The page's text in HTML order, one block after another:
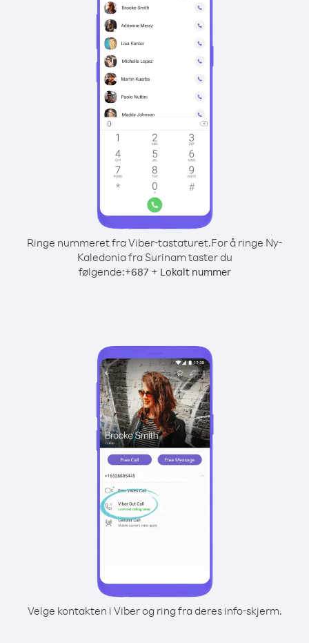
Ringe nummeret fra Viber-tastaturet.For å ringe Ny-
Kaledonia fra Surinam taster du
følgende:+687+ Lokalt nummer
Velge kontakten i Viber og ring fra deres info-skjerm.